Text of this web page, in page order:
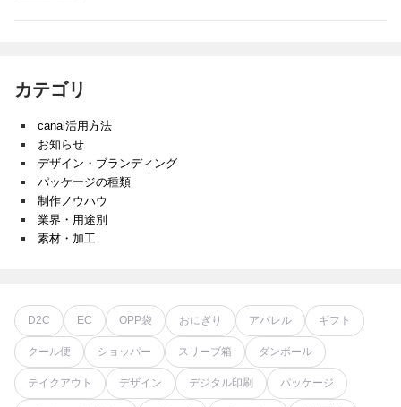
カテゴリ
canal活用方法
お知らせ
デザイン・ブランディング
パッケージの種類
制作ノウハウ
業界・用途別
素材・加工
D2C EC OPP袋 おにぎり アパレル ギフト
クール便 ショッパー スリーブ箱 ダンボール
テイクアウト デザイン デジタル印刷 パッケージ